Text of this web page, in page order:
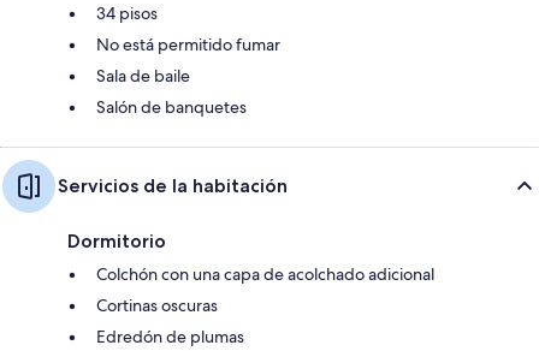
34 pisos
No está permitido fumar
Sala de baile
Salón de banquetes
Servicios de la habitación
Dormitorio
Colchón con una capa de acolchado adicional
Cortinas oscuras
Edredón de plumas